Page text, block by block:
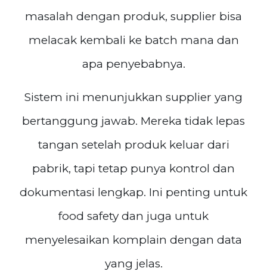
masalah dengan produk, supplier bisa
melacak kembali ke batch mana dan
apa penyebabnya.
Sistem ini menunjukkan supplier yang
bertanggung jawab. Mereka tidak lepas
tangan setelah produk keluar dari
pabrik, tapi tetap punya kontrol dan
dokumentasi lengkap. Ini penting untuk
food safety dan juga untuk
menyelesaikan komplain dengan data
yang jelas.